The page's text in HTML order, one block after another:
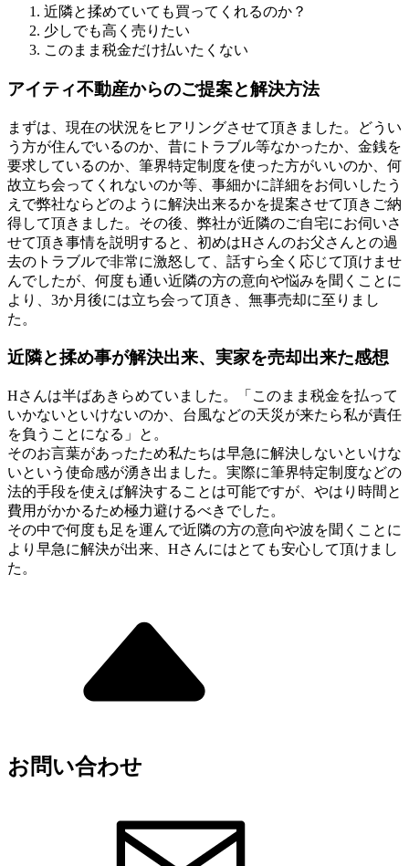
近隣と揉めていても買ってくれるのか？
少しでも高く売りたい
このまま税金だけ払いたくない
アイティ不動産からのご提案と解決方法
まずは、現在の状況をヒアリングさせて頂きました。どうい
う方が住んでいるのか、昔にトラブル等なかったか、金銭を
要求しているのか、筆界特定制度を使った方がいいのか、何
故立ち会ってくれないのか等、事細かに詳細をお伺いしたう
えで弊社ならどのように解決出来るかを提案させて頂きご納
得して頂きました。その後、弊社が近隣のご自宅にお伺いさ
せて頂き事情を説明すると、初めはHさんのお父さんとの過
去のトラブルで非常に激怒して、話すら全く応じて頂けませ
んでしたが、何度も通い近隣の方の意向や悩みを聞くことに
より、3か月後には立ち会って頂き、無事売却に至りまし
た。
近隣と揉め事が解決出来、実家を売却出来た感想
Hさんは半ばあきらめていました。「このまま税金を払って
いかないといけないのか、台風などの天災が来たら私が責任
を負うことになる」と。
そのお言葉があったため私たちは早急に解決しないといけな
いという使命感が湧き出ました。実際に筆界特定制度などの
法的手段を使えば解決することは可能ですが、やはり時間と
費用がかかるため極力避けるべきでした。
その中で何度も足を運んで近隣の方の意向や波を聞くことに
より早急に解決が出来、Hさんにはとても安心して頂けまし
た。
お問い合わせ